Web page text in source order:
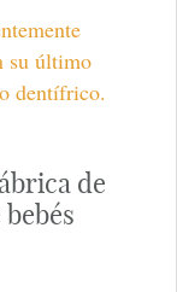
su último
dentífrico.
de